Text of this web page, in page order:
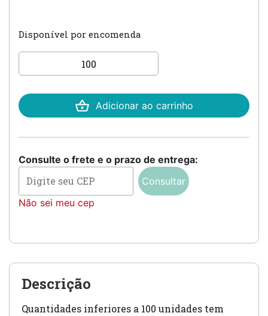
Disponível por encomenda
Convite de Casamento
quantidade
Adicionar ao carrinho
Consulte o frete e o prazo de entrega:
Consultar
Não sei meu cep
Descrição
Quantidades inferiores a 100 unidades tem